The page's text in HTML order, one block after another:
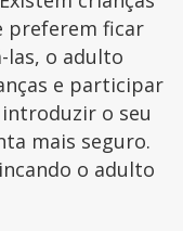
preferem ficar
las, o adulto
e participar
o seu
mais seguro.
o adulto